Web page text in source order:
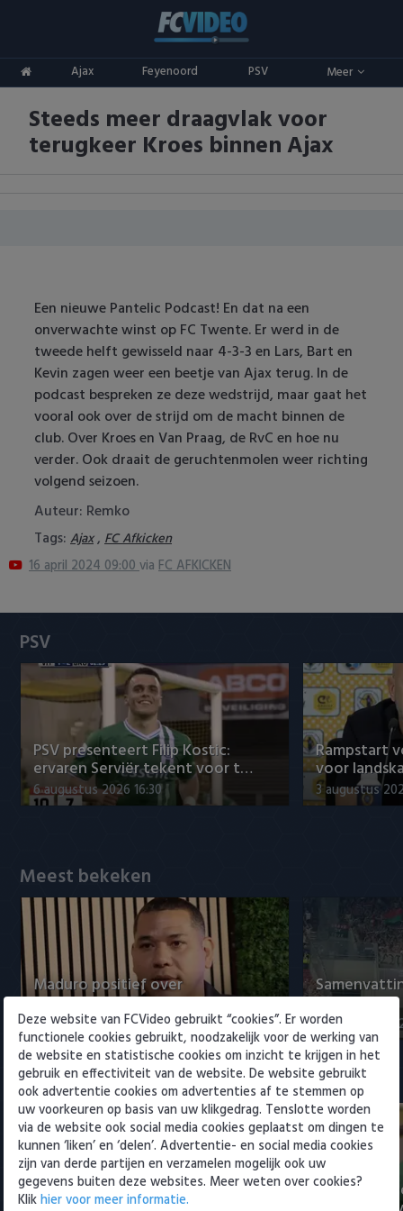
Ajax Feyenoord PSV Meer
ADO Den Haag
Ajax
FC Utrecht
Feyenoord
Heracles Almelo
NAC Breda
PEC Zwolle
PSV
SC Heerenveen
Sparta
Vitesse
VVV Venlo
Willem II
Competities
Eredivisie
Keuken Kampioen Divisie
Champions League
Europa League
Conference League
Oranje
Steeds meer draagvlak voor
terugkeer Kroes binnen Ajax
Een nieuwe Pantelic Podcast! En dat na een
onverwachte winst op FC Twente. Er werd in de
tweede helft gewisseld naar 4-3-3 en Lars, Bart en
Kevin zagen weer een beetje van Ajax terug. In de
podcast bespreken ze deze wedstrijd, maar gaat het
vooral ook over de strijd om de macht binnen de
club. Over Kroes en Van Praag, de RvC en hoe nu
verder. Ook draait de geruchtenmolen weer richting
volgend seizoen.
Auteur: Remko
Tags: Ajax, FC Afkicken
16 april 2024 09:00via FC AFKICKEN
PSV
PSV presenteert Filip Kostic:
ervaren Serviër tekent voor t…
6 augustus 2026 16:30
Rampstart
voor
3 augustus
Meest bekeken
Maduro positief over
ontwikkelingen bij Ajax
5 augustus 2026 15:00
- NEC 0-0
5 augustus
Eredivisie
Voorbeschouwing Cambuur- PSV
Deze website van FCVideo gebruikt “cookies”. Er worden
functionele cookies gebruikt, noodzakelijk voor de werking van
de website en statistische cookies om inzicht te krijgen in het
gebruik en effectiviteit van de website. De website gebruikt
ook advertentie cookies om advertenties af te stemmen op
uw voorkeuren op basis van uw klikgedrag. Tenslotte worden
via de website ook social media cookies geplaatst om dingen te
kunnen ‘liken’ en ‘delen’. Advertentie- en social media cookies
zijn van derde partijen en verzamelen mogelijk ook uw
gegevens buiten deze websites. Meer weten over cookies?
Klikhier voor meer informatie.